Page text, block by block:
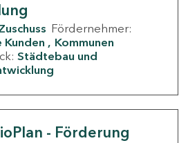
Fördernehmer:
Kommunen
Städtebau und
- Förderung